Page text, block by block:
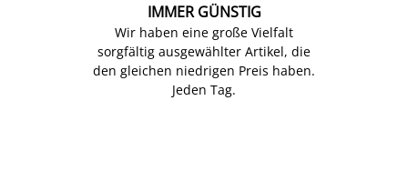
IMMER GÜNSTIG
Wir haben eine große Vielfalt
sorgfältig ausgewählter Artikel, die
den gleichen niedrigen Preis haben.
Jeden Tag.